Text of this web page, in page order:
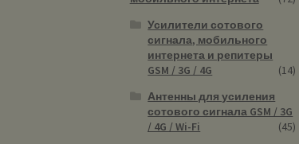
Усилители сотового
сигнала, мобильного
интернета и репитеры
GSM / 3G / 4G
(14)
Антенны для усиления
сотового сигнала GSM / 3G
/ 4G / Wi-Fi
(45)